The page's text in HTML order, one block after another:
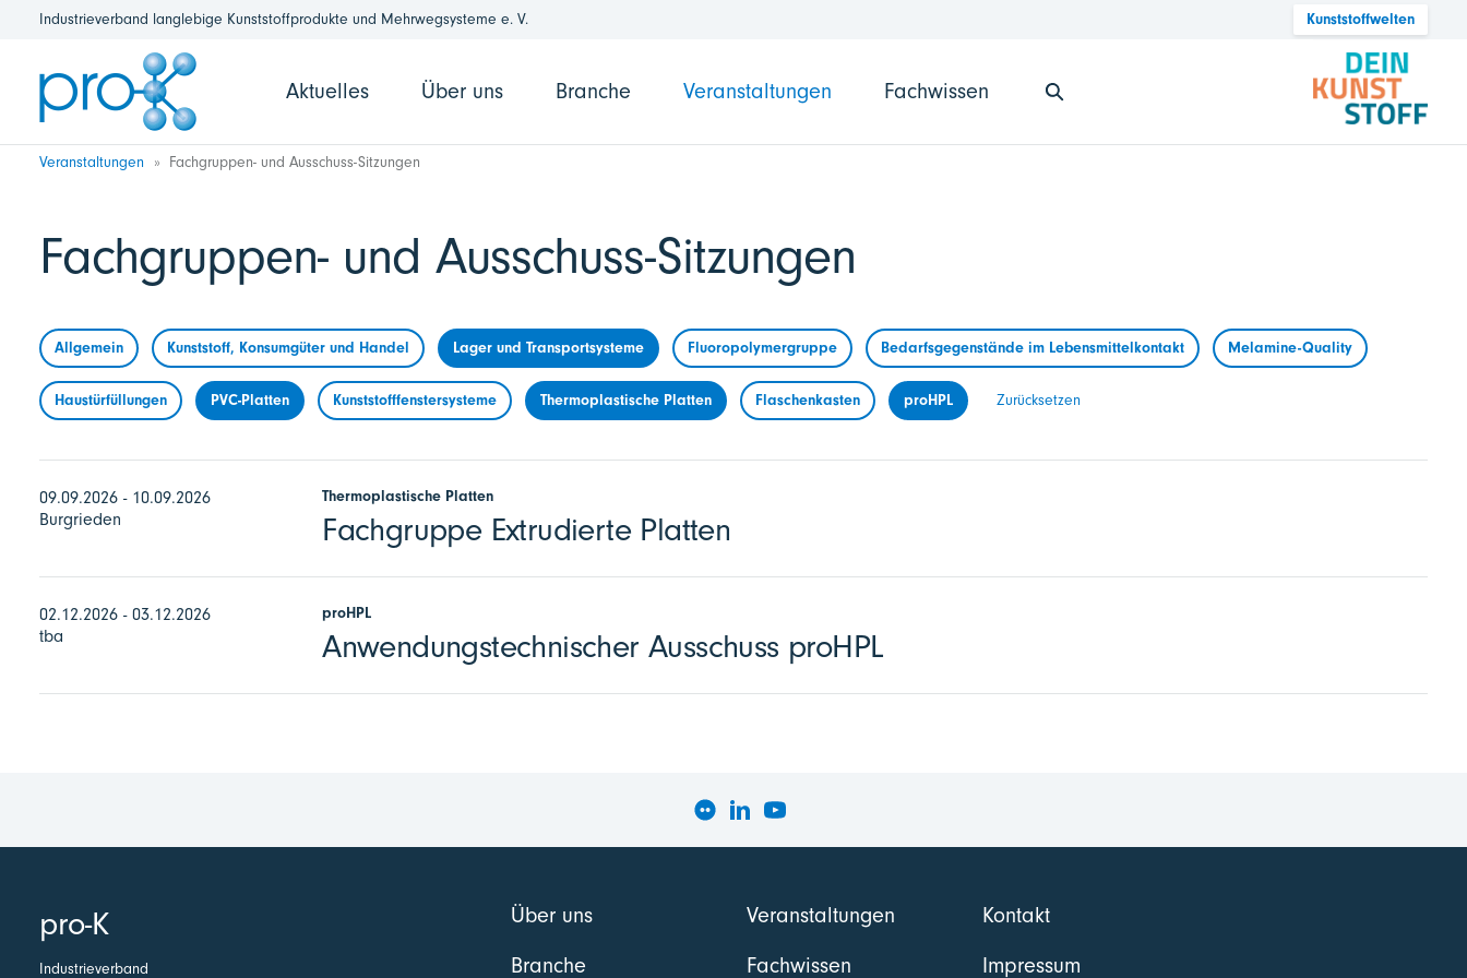
Industrieverband langlebige Kunststoffprodukte und Mehrwegsysteme e. V. Kunststoffwelten
Aktuelles Über uns Branche Veranstaltungen Fachwissen
Veranstaltungen Fachgruppen- und Ausschuss-Sitzungen
Fachgruppen- und Ausschuss-Sitzungen
Allgemein Kunststoff, Konsumgüter und Handel Lager und Transportsysteme Fluoropolymergruppe Bedarfsgegenstände im Lebensmittelkontakt Melamine-Quality
Haustürfüllungen PVC-Platten Kunststofffenstersysteme Thermoplastische Platten Flaschenkasten proHPL Zurücksetzen
09.09.2026 - 10.09.2026
Burgrieden
Thermoplastische Platten
Fachgruppe Extrudierte Platten
02.12.2026 - 03.12.2026
tba
proHPL
Anwendungstechnischer Ausschuss proHPL
pro-K
Industrieverband
Über uns
Branche
Veranstaltungen
Fachwissen
Kontakt
Impressum